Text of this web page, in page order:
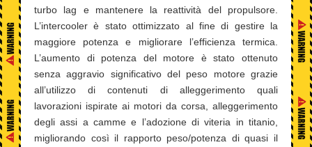
turbo lag e mantenere la reattività del propulsore.
L’intercooler è stato ottimizzato al fine di gestire la
maggiore potenza e migliorare l’efficienza termica.
L’aumento di potenza del motore è stato ottenuto
senza aggravio significativo del peso motore grazie
all’utilizzo di contenuti di alleggerimento quali
lavorazioni ispirate ai motori da corsa, alleggerimento
degli assi a camme e l’adozione di viteria in titanio,
migliorando così il rapporto peso/potenza di quasi il